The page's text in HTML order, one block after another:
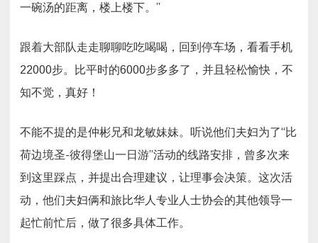
一碗汤的距离，楼上楼下。”
跟着大部队走走聊聊吃吃喝喝，回到停车场，看看手机
22000步。比平时的6000步多多了，并且轻松愉快，不
知不觉，真好！
不能不提的是仲彬兄和龙敏妹妹。听说他们夫妇为了“比
荷边境圣-彼得堡山一日游”活动的线路安排，曾多次来
到这里踩点，并提出合理建议，让理事会决策。这次活
动，他们夫妇俩和旅比华人专业人士协会的其他领导一
起忙前忙后，做了很多具体工作。